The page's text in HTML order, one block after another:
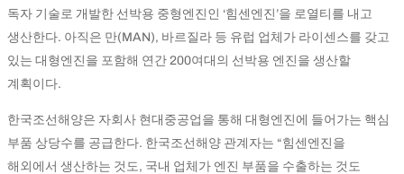
독자 기술로 개발한 선박용 중형엔진인 ‘힘센엔진’을 로열티를 내고
생산한다. 아직은 만(MAN), 바르질라 등 유럽 업체가 라이센스를 갖고
있는 대형엔진을 포함해 연간 200여대의 선박용 엔진을 생산할
계획이다.
한국조선해양은 자회사 현대중공업을 통해 대형엔진에 들어가는 핵심
부품 상당수를 공급한다. 한국조선해양 관계자는 “힘센엔진을
해외에서 생산하는 것도, 국내 업체가 엔진 부품을 수출하는 것도